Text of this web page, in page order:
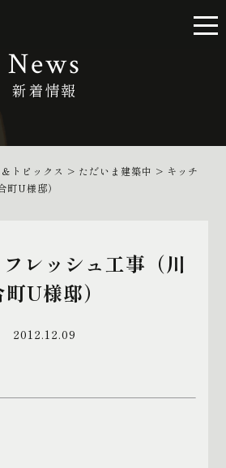
News
新着情報
トピックス > ただいま建築中 > キッチ
町U様邸）
レッシュ工事（川
U様邸）
2012.12.09